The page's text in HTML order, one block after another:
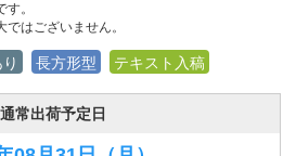
。
はございません。
長方形型 テキスト入稿
通常出荷予定日